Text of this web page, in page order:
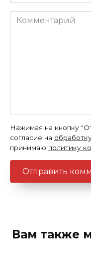
Комментарий
Нажимая на кнопку
согласие на
принимаю политику
Вам также